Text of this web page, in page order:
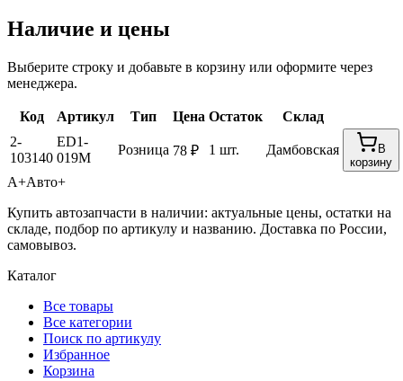
Наличие и цены
Выберите строку и добавьте в корзину или оформите через
менеджера.
Код Артикул Тип Цена Остаток
Склад
2-
103140
ED1-
019M
Розница 78 ₽ 1 шт. Дамбовская
В
корзину
А+Авто+
Купить автозапчасти в наличии: актуальные цены, остатки на
складе, подбор по артикулу и названию. Доставка по России,
самовывоз.
Каталог
Все товары
Все категории
Поиск по артикулу
Избранное
Корзина